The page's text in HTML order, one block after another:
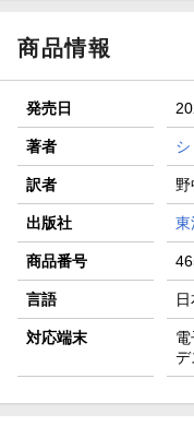
商品情報
発売日
著者
訳者
出版社 東
商品番号
言語
対応端末
デ